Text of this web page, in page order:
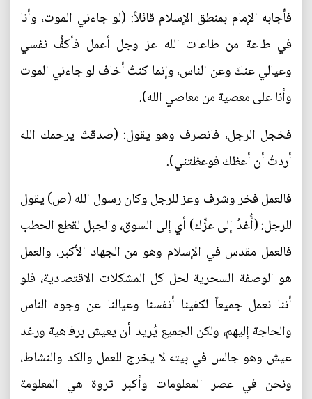
فأجابه الإمام بمنطق الإسلام قائلاً: (لو جاءني الموت، وأنا
في طاعة من طاعات الله عز وجل أعمل فأكفُّ نفسي
وعيالي عنكَ وعن الناس، وإنما كنتُ أخاف لو جاءني الموت
وأنا على معصية من معاصي الله).
فخجل الرجل، فانصرف وهو يقول: (صدقتَ يرحمك الله
أردتُ أن أعظك فوعظتني).
فالعمل فخر وشرف وعز للرجل وكان رسول الله (ص) يقول
للرجل: (أُغدُ إلى عزِّك) أي إلى السوق، والجبل لقطع الحطب
فالعمل مقدس في الإسلام وهو من الجهاد الأكبر، والعمل
هو الوصفة السحرية لحل كل المشكلات الاقتصادية، فلو
أننا نعمل جميعاً لكفينا أنفسنا وعيالنا عن وجوه الناس
والحاجة إليهم، ولكن الجميع يُريد أن يعيش برفاهية ورغد
عيش وهو جالس في بيته لا يخرج للعمل والكد والنشاط،
ونحن في عصر المعلومات وأكبر ثروة هي المعلومة